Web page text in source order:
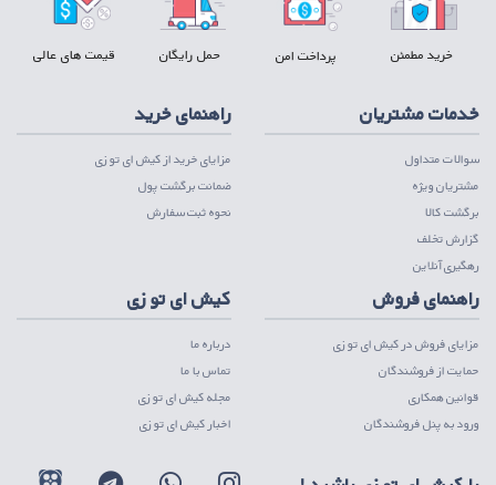
خرید مطمئن پرداخت امن حمل رایگان قیمت های عالی
خدمات مشتریان
سوالات متداول
مشتریان ویژه
برگشت کالا
گزارش تخلف
رهگیری آنلاین
راهنمای خرید
مزایای خرید از کیش ای تو زی
ضمانت برگشت پول
نحوه ثبت سفارش
راهنمای فروش
مزایای فروش در کیش ای تو زی
حمایت از فروشندگان
قوانین همکاری
ورود به پنل فروشندگان
کیش ای تو زی
درباره ما
تماس با ما
مجله کیش ای تو زی
اخبار کیش ای تو زی